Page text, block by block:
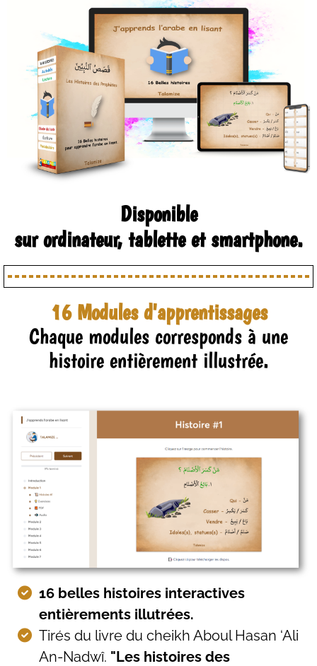
Disponible
sur ordinateur, tablette et smartphone.
16 Modules d'apprentissages
Chaque modules corresponds à une
histoire entièrement illustrée.
16 belles histoires interactives
entièrements illutrées.
Tirés du livre du cheikh Aboul Hasan ‘Ali
An-Nadwî. "Les histoires des